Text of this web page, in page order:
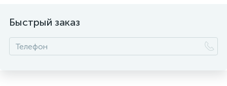
Быстрый заказ